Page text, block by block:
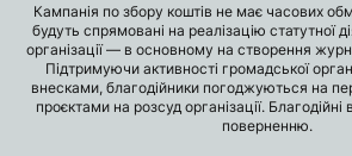
Кампанія по збору коштів не має часових
будуть спрямовані на реалізацію статутної
організації — в основному на створення
Підтримуючи активності громадської
внесками, благодійники погоджуються на
проєктами на розсуд організації.
поверненню.